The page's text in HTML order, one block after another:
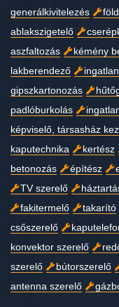
generálkivitelezés
ablakszigetelő
aszfaltozás
kémény
lakberendező
gipszkartonozás
padlóburkolás
képviselő, társasház
kaputechnika
kertész
betonozás
építész
TV szerelő
fakitermelő
takarító
csőszerelő
konvektor szerelő
szerelő
bútorszerelő
antenna szerelő